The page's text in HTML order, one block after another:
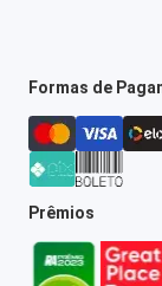
Formas de
Prêmios